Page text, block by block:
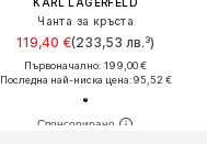
Чанта за кръста
119,40 €(233,53 лв.³)
Първоначално: 199,00 €
Последна най-ниска цена:95,52 €